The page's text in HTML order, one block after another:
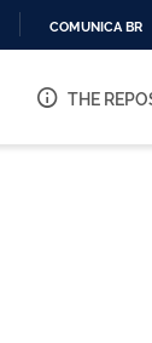
O
COMUNICA BR
THE